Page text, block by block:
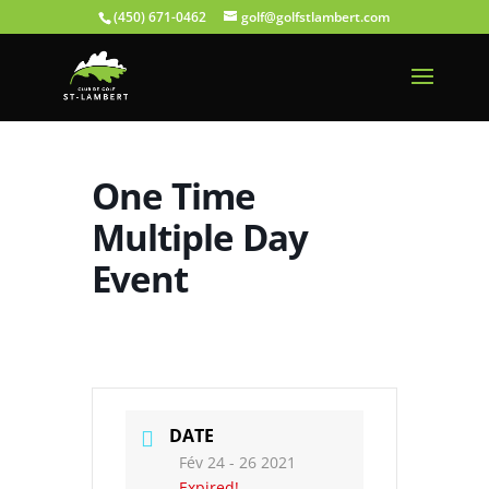
(450) 671-0462 golf@golfstlambert.com
One Time
Multiple Day
Event
DATE
Fév 24 - 26 2021